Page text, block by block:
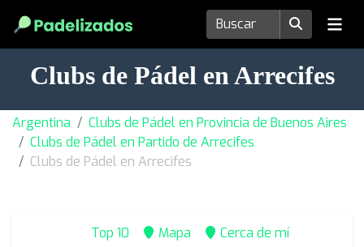
Clubs de Pádel en Arrecifes
Argentina
Clubs de Pádel en Provincia de Buenos Aires
Clubs de Pádel en Partido de Arrecifes
Clubs de Pádel en Arrecifes
Top 10 Mapa Cerca de mí